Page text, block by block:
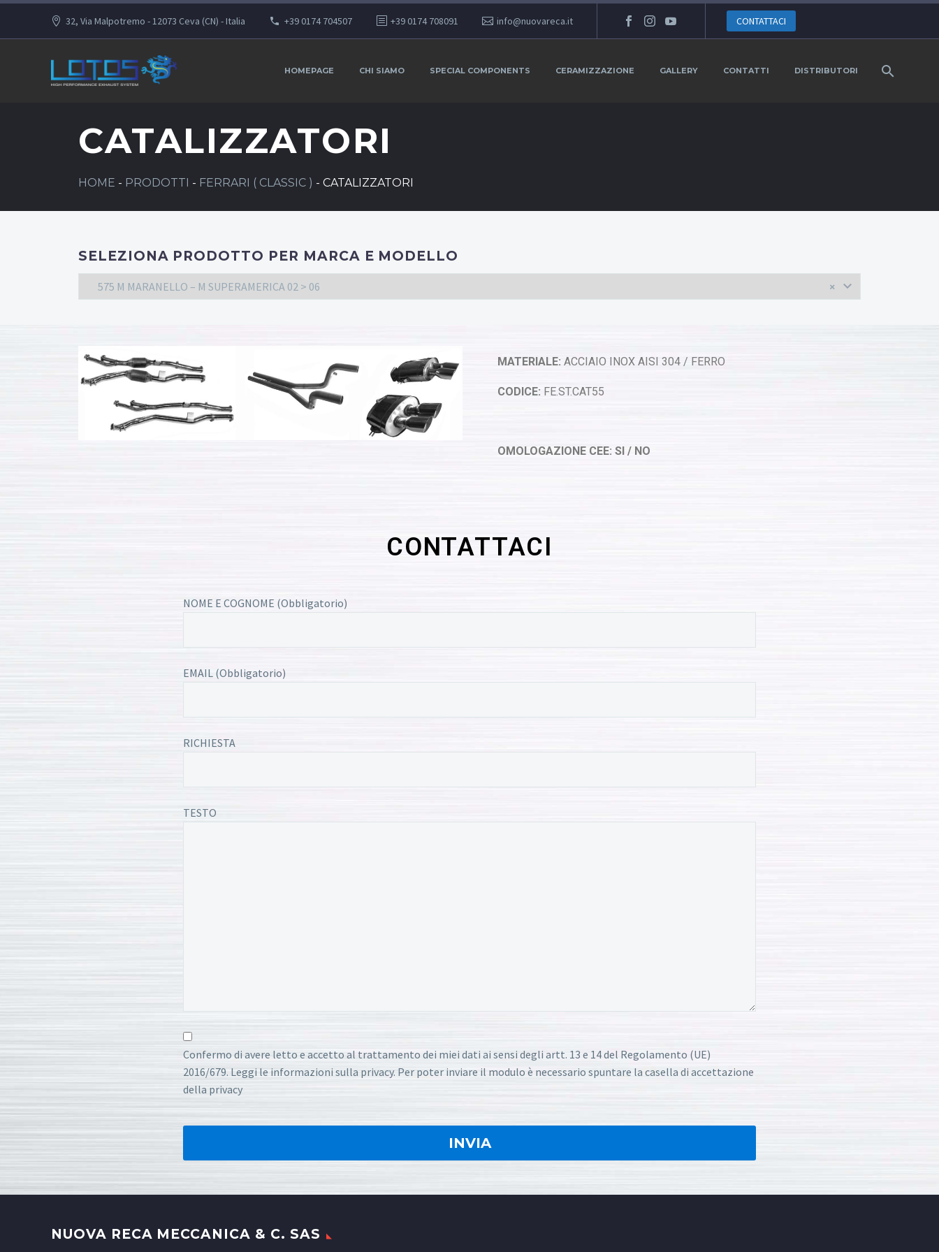
32, Via Malpotremo - 12073 Ceva (CN) - Italia +39 0174 704507 +39 0174 708091 info@nuovareca.it CONTATTACI
HOMEPAGE CHI SIAMO SPECIAL COMPONENTS CERAMIZZAZIONE GALLERY CONTATTI DISTRIBUTORI
CATALIZZATORI
HOME - PRODOTTI - FERRARI ( CLASSIC ) - CATALIZZATORI
SELEZIONA PRODOTTO PER MARCA E MODELLO
×
575 M MARANELLO – M SUPERAMERICA 02 > 06
MATERIALE: ACCIAIO INOX AISI 304 / FERRO
CODICE: FE.ST.CAT55
OMOLOGAZIONE CEE: SI / NO
CONTATTACI
NOME E COGNOME (Obbligatorio)
EMAIL (Obbligatorio)
RICHIESTA
TESTO
Confermo di avere letto e accetto al trattamento dei miei dati ai sensi degli artt. 13 e 14 del Regolamento (UE)
2016/679. Leggi le informazioni sulla privacy. Per poter inviare il modulo è necessario spuntare la casella di accettazione
della privacy
NUOVA RECA MECCANICA & C. SAS